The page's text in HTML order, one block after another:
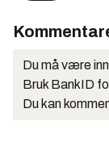
Du må være
Bruk BankID
Du kan